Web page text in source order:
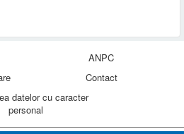
ANPC
Contact
datelor cu caracter
personal